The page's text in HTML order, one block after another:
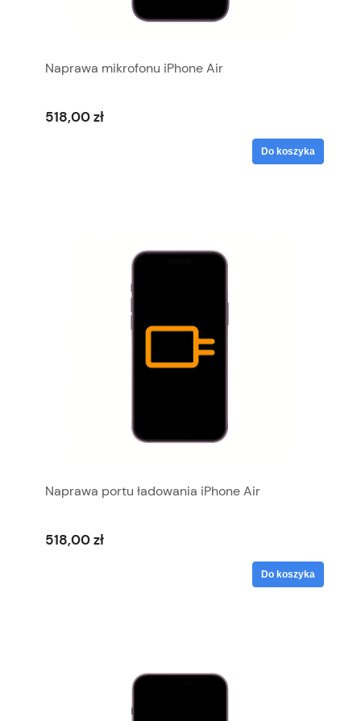
Naprawa mikrofonu iPhone Air
518,00 zł
Do koszyka
Naprawa portu ładowania iPhone Air
518,00 zł
Do koszyka